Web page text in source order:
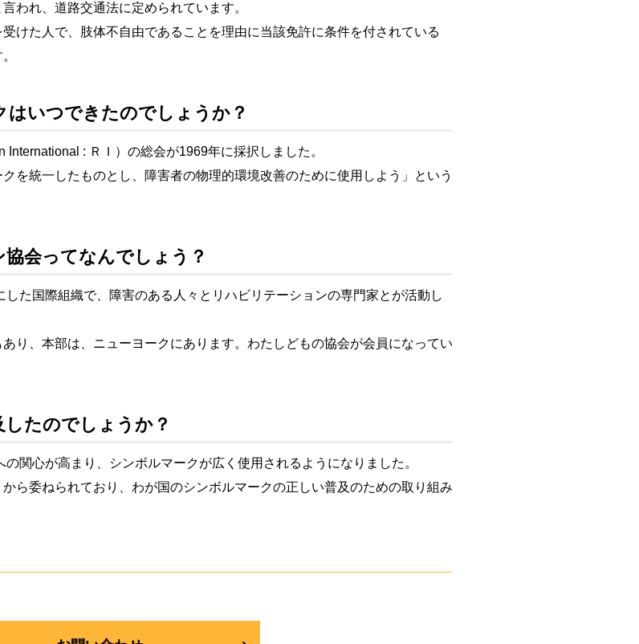
われ、道路交通法に定められています。
けた人で、肢体不自由であることを理由に当該免許に条件を付されている
いつできたのでしょうか？
: ＲＩ）の総会が1969年に採択しました。
を統一したものとし、障害者の物理的環境改善のために使用しよう」という
会ってなんでしょう？
た国際組織で、障害のある人々とリハビリテーションの専門家とが活動し
り、本部は、ニューヨークにあります。わたしどもの協会が会員になってい
たのでしょうか？
関心が高まり、シンボルマークが広く使用されるようになりました。
ら委ねられており、わが国のシンボルマークの正しい普及のための取り組み